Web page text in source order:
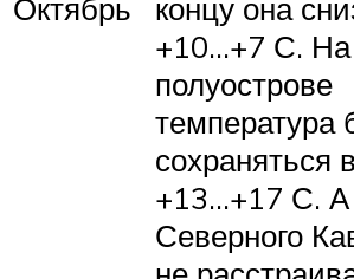
Октябрь
концу она
+10…+7 С.
полуострове
температура
сохраняться
+13…+17 С. А
Северного